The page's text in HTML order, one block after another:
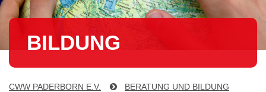
BILDUNG
CWW PADERBORN E.V.
BERATUNG UND BILDUNG